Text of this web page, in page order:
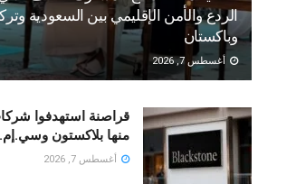
الردع والأمن الإقليمي بين السعودية
وباكستان
أغسطس 7, 2026
قراصنة استهدفوا
منها بلاكستون
أغسطس 7, 2026